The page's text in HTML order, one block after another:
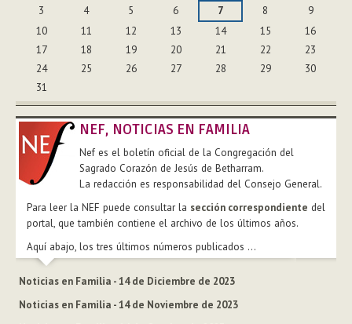
3
4 5 6 7 8
9
10
11 12 13 14 15
16
17
18 19 20 21 22
23
24
25 26 27 28 29
30
31
NEF, NOTICIAS EN FAMILIA
Nef es el boletín oficial de la Congregación del
Sagrado Corazón de Jesús de Betharram.
La redacción es responsabilidad del Consejo General.
Para leer la NEF puede consultar la sección correspondiente del
portal, que también contiene el archivo de los últimos años.
Aquí abajo, los tres últimos números publicados ...
Noticias en Familia - 14 de Diciembre de 2023
Noticias en Familia - 14 de Noviembre de 2023